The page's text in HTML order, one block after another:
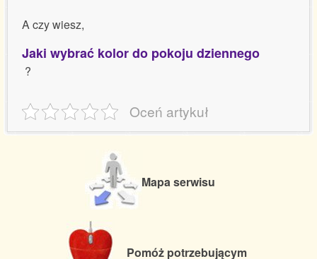
A czy wiesz,
Jaki wybrać kolor do pokoju dziennego
?
Oceń artykuł
Mapa serwisu
Pomóż potrzebującym